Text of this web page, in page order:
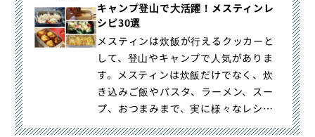
キャンプ登山で大活躍！メスティンレ
シピ30選
メスティンは炊飯が行えるクッカーと
して、登山やキャンプで人気がありま
す。メスティンは炊飯だけでなく、炊
き込みご飯やパスタ、ラーメン、スー
プ、おつまみまで、実に様々なレシピ
が紹介されています。メスティンのレ